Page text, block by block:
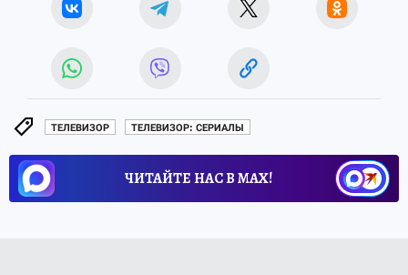
ТЕЛЕВИЗОР ТЕЛЕВИЗОР: СЕРИАЛЫ
ЧИТАЙТЕ НАС В МАХ!